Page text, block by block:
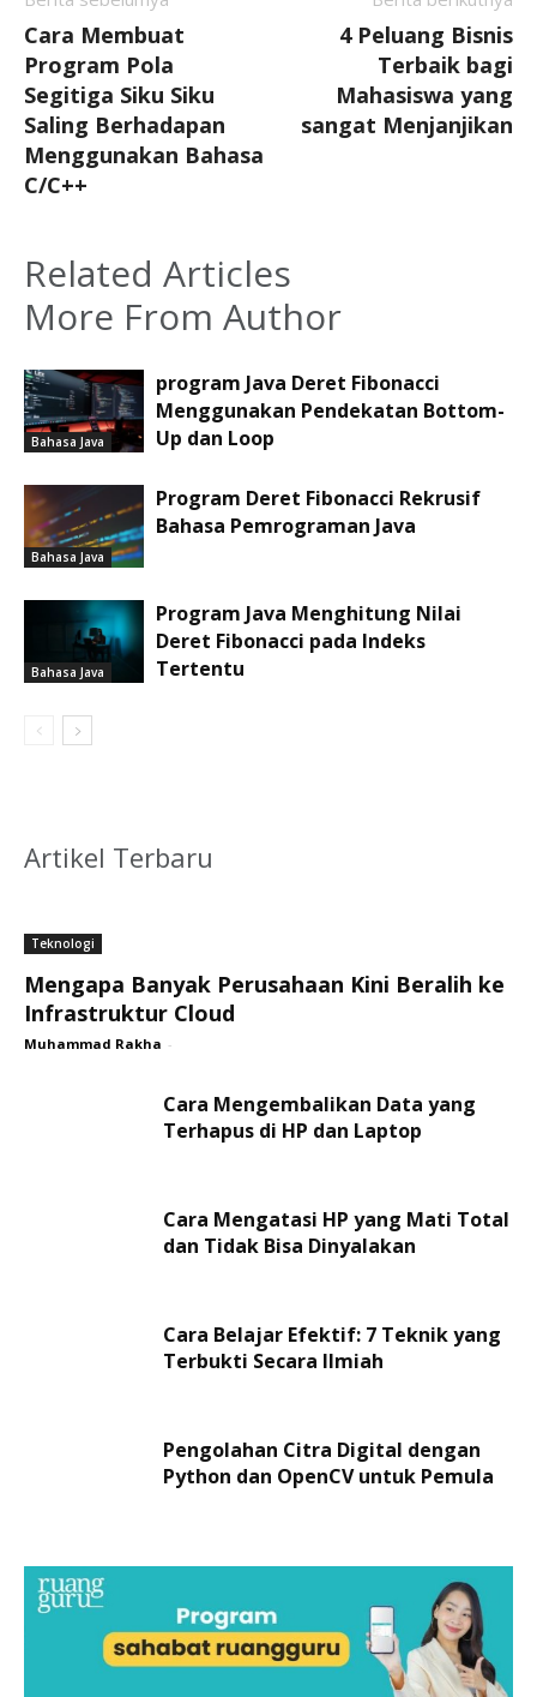
Cara Membuat
Program Pola
Segitiga Siku Siku
Saling Berhadapan
Menggunakan Bahasa
C/C++
4 Peluang Bisnis
Terbaik bagi
Mahasiswa yang
sangat Menjanjikan
Related Articles
More From Author
Bahasa Java
program Java Deret Fibonacci
Menggunakan Pendekatan Bottom-
Up dan Loop
Bahasa Java
Program Deret Fibonacci Rekrusif
Bahasa Pemrograman Java
Bahasa Java
Program Java Menghitung Nilai
Deret Fibonacci pada Indeks
Tertentu
Artikel Terbaru
Teknologi
Mengapa Banyak Perusahaan Kini Beralih ke
Infrastruktur Cloud
Muhammad Rakha -
Cara Mengembalikan Data yang
Terhapus di HP dan Laptop
Cara Mengatasi HP yang Mati Total
dan Tidak Bisa Dinyalakan
Cara Belajar Efektif: 7 Teknik yang
Terbukti Secara Ilmiah
Pengolahan Citra Digital dengan
Python dan OpenCV untuk Pemula